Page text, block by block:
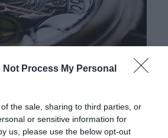
Not Process My Personal
the sale, sharing to third parties, or
or sensitive information for
us, please use the below opt-out